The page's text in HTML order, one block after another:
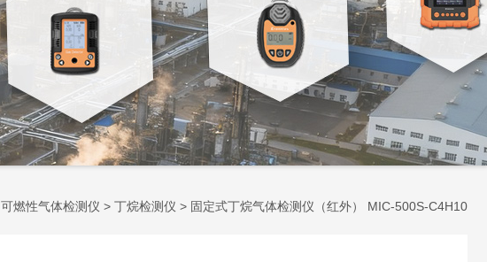
可燃性气体检测仪 > 丁烷检测仪 > 固定式丁烷气体检测仪（红外） MIC-500S-C4H10